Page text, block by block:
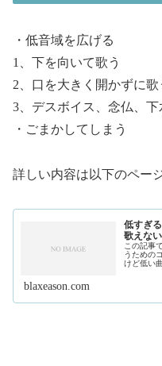
・低音域を広げる
1、下を向いて歌う
2、口を大きく開かずに歌
3、デスボイス、念仏、
・ごまかしてしまう
詳しい内容は以下のペー
低すぎ
歌えな
この記事
うための
けど低い
blaxeason.com